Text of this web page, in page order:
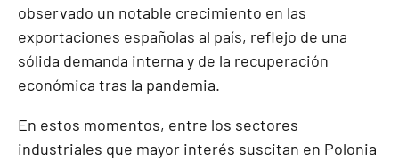
observado un notable crecimiento en las
exportaciones españolas al país, reflejo de una
sólida demanda interna y de la recuperación
económica tras la pandemia.
En estos momentos, entre los sectores
industriales que mayor interés suscitan en Polonia